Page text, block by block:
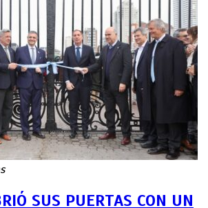
SUS PUERTAS CON UN